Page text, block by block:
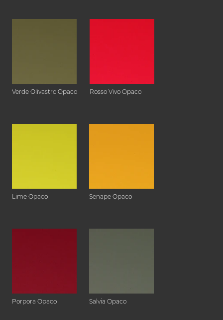
Verde Olivastro Opaco Rosso Vivo Opaco
Lime Opaco Senape Opaco
Porpora Opaco Salvia Opaco